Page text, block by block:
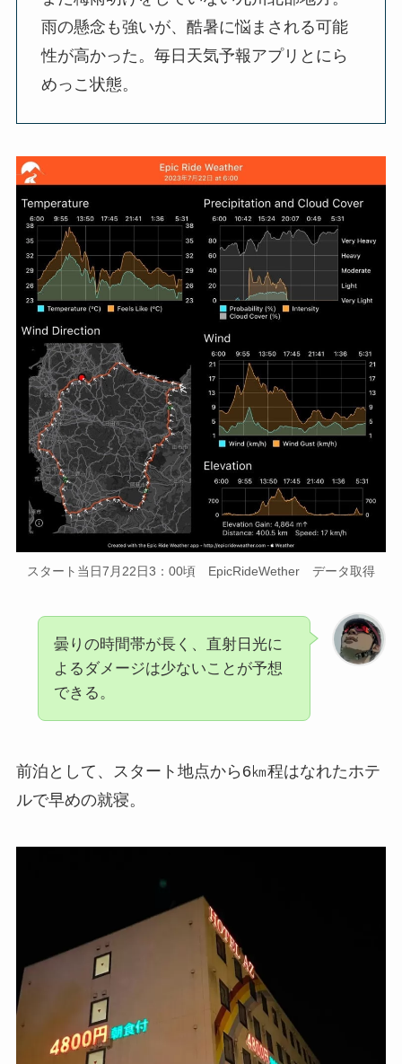
雨の懸念も強いが、酷暑に悩まされる可能
性が高かった。毎日天気予報アプリとにら
めっこ状態。
スタート当日7月22日3：00頃 EpicRideWether データ取得
曇りの時間帯が長く、直射日光に
よるダメージは少ないことが予想
できる。
前泊として、スタート地点から6㎞程はなれたホテ
ルで早めの就寝。